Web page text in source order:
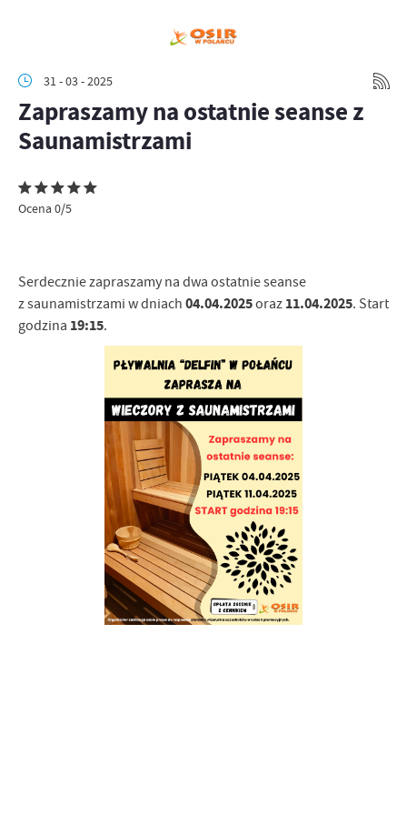
31 - 03 - 2025
Zapraszamy na ostatnie seanse z
Saunamistrzami
Ocena 0/5
Serdecznie zapraszamy na dwa ostatnie seanse
z saunamistrzami w dniach 04.04.2025oraz 11.04.2025. Start
godzina 19:15.